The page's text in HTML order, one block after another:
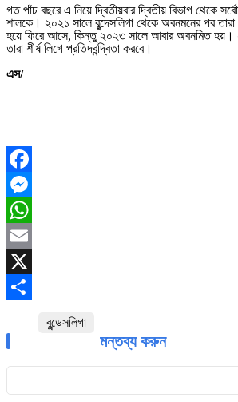
গত পাঁচ বছরে এ নিয়ে দ্বিতীয়বার দ্বিতীয় বিভাগ থেকে
শালকে। ২০২১ সালে বুন্দেসলিগা থেকে অবনমনের পর
হয়ে ফিরে আসে, কিন্তু ২০২৩ সালে আবার অবনমিত
তারা শীর্ষ লিগে প্রতিদ্বন্দ্বিতা করবে।
এস/
Facebook
Messenger
WhatsApp
Email
X
বুন্ডেসলিগা
মন্তব্য করুন